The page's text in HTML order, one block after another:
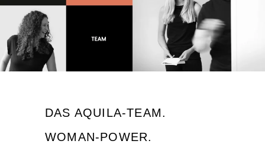
DAS AQUILA-TEAM.
WOMAN-POWER.